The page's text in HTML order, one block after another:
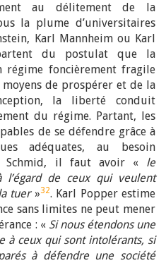
au délitement de la
la plume d’universitaires
Karl Mannheim ou Karl
du postulat que la
foncièrement fragile
de prospérer et de la
la liberté conduit
du régime. Partant, les
de se défendre grâce à
adéquates, au besoin
Schmid, il faut avoir « le
l’égard de ceux qui veulent
tuer»32. Karl Popper estime
sans limites ne peut mener
: « Si nous étendons une
à ceux qui sont intolérants, si
à défendre une société